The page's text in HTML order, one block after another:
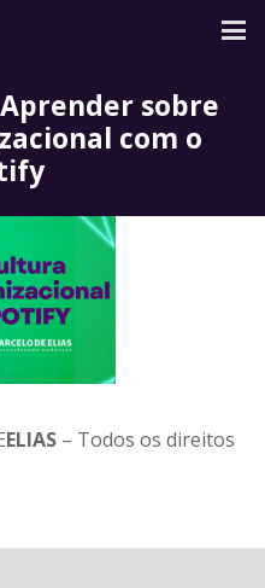
sobre
com o
ELIAS – Todos os direitos